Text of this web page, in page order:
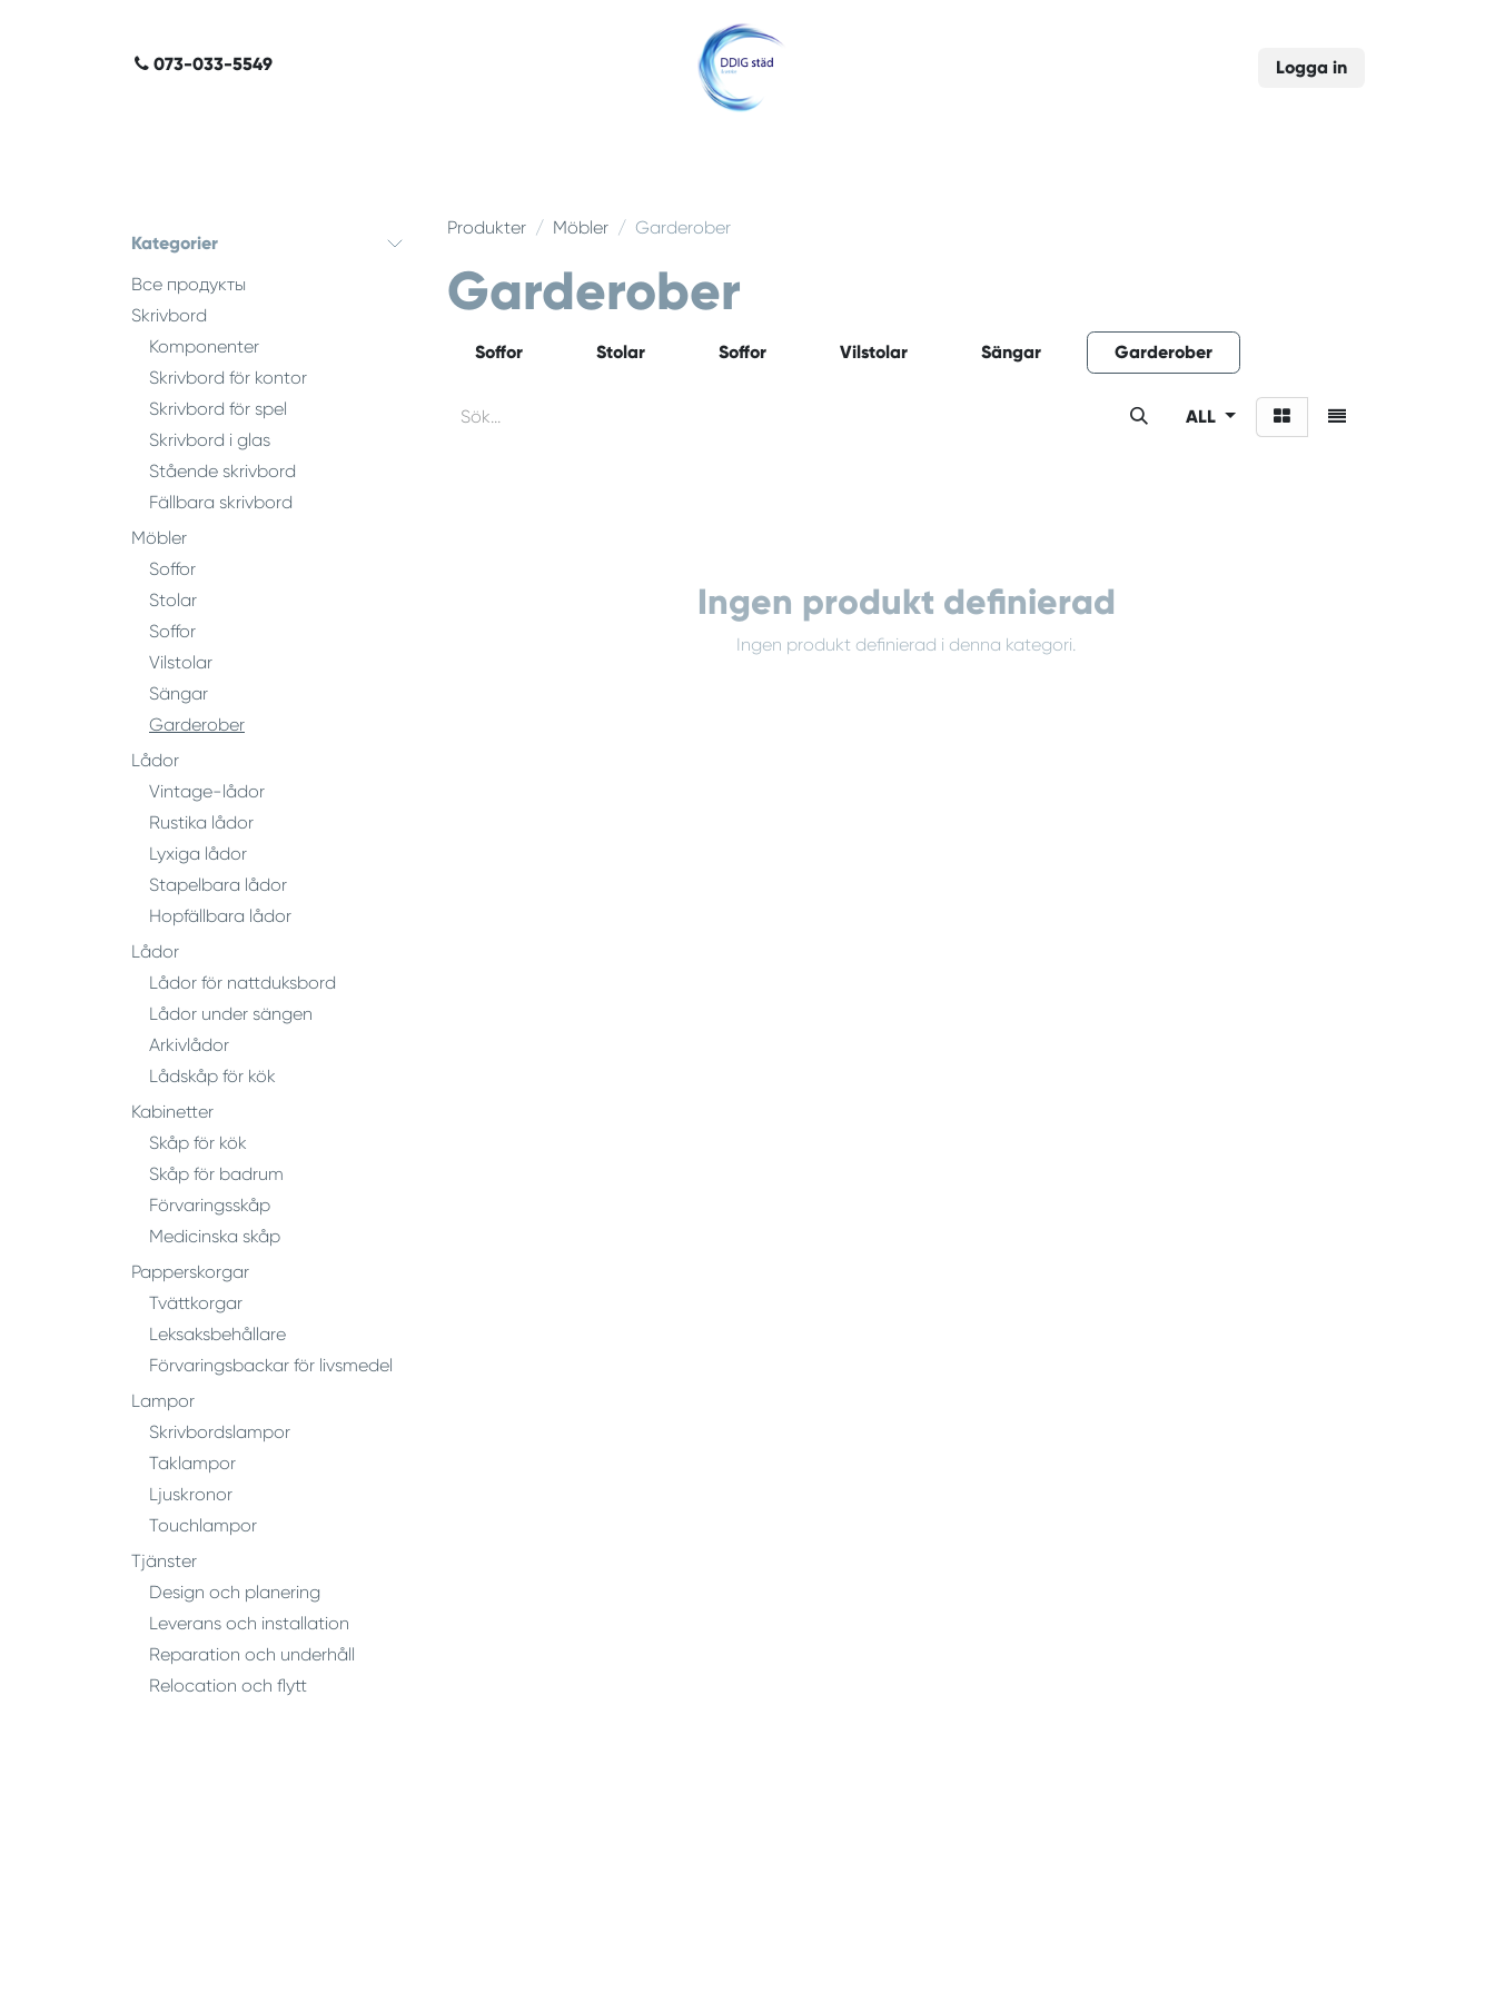
073-​0​3​3-​5​549 Logga in
Kategorier
Все продукты
Skrivbord
Komponenter
Skrivbord för kontor
Skrivbord för spel
Skrivbord i glas
Stående skrivbord
Fällbara skrivbord
Möbler
Soffor
Stolar
Soffor
Vilstolar
Sängar
Garderober
Lådor
Vintage-lådor
Rustika lådor
Lyxiga lådor
Stapelbara lådor
Hopfällbara lådor
Lådor
Lådor för nattduksbord
Lådor under sängen
Arkivlådor
Lådskåp för kök
Kabinetter
Skåp för kök
Skåp för badrum
Förvaringsskåp
Medicinska skåp
Papperskorgar
Tvättkorgar
Leksaksbehållare
Förvaringsbackar för livsmedel
Lampor
Skrivbordslampor
Taklampor
Ljuskronor
Touchlampor
Tjänster
Design och planering
Leverans och installation
Reparation och underhåll
Relocation och flytt
Produkter Möbler Garderober
Garderober
Soffor Stolar Soffor Vilstolar Sängar Garderober
ALL
Ingen produkt definierad
Ingen produkt definierad i denna kategori.